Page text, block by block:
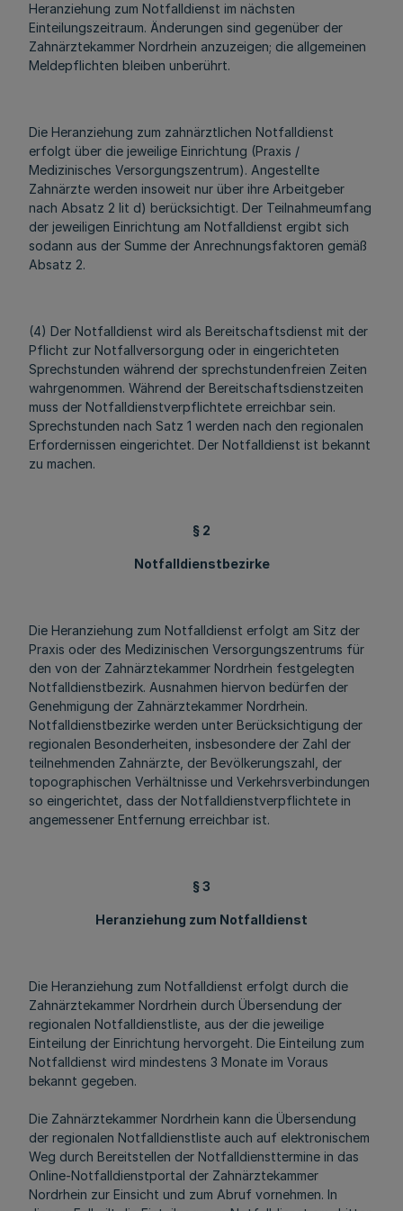
Heranziehung zum Notfalldienst im nächsten
Einteilungszeitraum. Änderungen sind gegenüber der
Zahnärztekammer Nordrhein anzuzeigen; die allgemeinen
Meldepflichten bleiben unberührt.
Die Heranziehung zum zahnärztlichen Notfalldienst
erfolgt über die jeweilige Einrichtung (Praxis /
Medizinisches Versorgungszentrum). Angestellte
Zahnärzte werden insoweit nur über ihre Arbeitgeber
nach Absatz 2 lit d) berücksichtigt. Der Teilnahmeumfang
der jeweiligen Einrichtung am Notfalldienst ergibt sich
sodann aus der Summe der Anrechnungsfaktoren gemäß
Absatz 2.
(4) Der Notfalldienst wird als Bereitschaftsdienst mit der
Pflicht zur Notfallversorgung oder in eingerichteten
Sprechstunden während der sprechstundenfreien Zeiten
wahrgenommen. Während der Bereitschaftsdienstzeiten
muss der Notfalldienstverpflichtete erreichbar sein.
Sprechstunden nach Satz 1 werden nach den regionalen
Erfordernissen eingerichtet. Der Notfalldienst ist bekannt
zu machen.
§ 2
Notfalldienstbezirke
Die Heranziehung zum Notfalldienst erfolgt am Sitz der
Praxis oder des Medizinischen Versorgungszentrums für
den von der Zahnärztekammer Nordrhein festgelegten
Notfalldienstbezirk. Ausnahmen hiervon bedürfen der
Genehmigung der Zahnärztekammer Nordrhein.
Notfalldienstbezirke werden unter Berücksichtigung der
regionalen Besonderheiten, insbesondere der Zahl der
teilnehmenden Zahnärzte, der Bevölkerungszahl, der
topographischen Verhältnisse und Verkehrsverbindungen
so eingerichtet, dass der Notfalldienstverpflichtete in
angemessener Entfernung erreichbar ist.
§ 3
Heranziehung zum Notfalldienst
Die Heranziehung zum Notfalldienst erfolgt durch die
Zahnärztekammer Nordrhein durch Übersendung der
regionalen Notfalldienstliste, aus der die jeweilige
Einteilung der Einrichtung hervorgeht. Die Einteilung zum
Notfalldienst wird mindestens 3 Monate im Voraus
bekannt gegeben.
Die Zahnärztekammer Nordrhein kann die Übersendung
der regionalen Notfalldienstliste auch auf elektronischem
Weg durch Bereitstellen der Notfalldiensttermine in das
Online-Notfalldienstportal der Zahnärztekammer
Nordrhein zur Einsicht und zum Abruf vornehmen. In